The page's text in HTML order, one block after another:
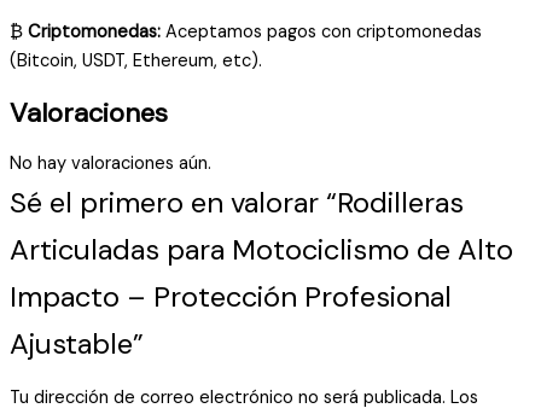
₿ Criptomonedas: Aceptamos pagos con criptomonedas
(Bitcoin, USDT, Ethereum, etc).
Valoraciones
No hay valoraciones aún.
Sé el primero en valorar “Rodilleras
Articuladas para Motociclismo de Alto
Impacto – Protección Profesional
Ajustable”
Tu dirección de correo electrónico no será publicada. Los